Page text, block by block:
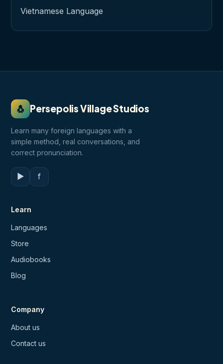
Vietnamese Language
🐧 Persepolis Village Studios
Learn many foreign languages with a
simple method, real conversations, and
correct pronunciation.
▶ f
Learn
Languages
Store
Audiobooks
Blog
Company
About us
Contact us